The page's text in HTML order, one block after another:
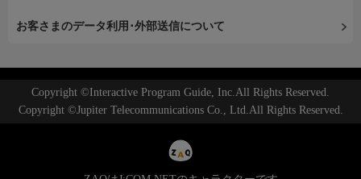
お客さまのデータ利用･外部送信について
Copyright ©Interactive Program Guide, Inc.All Rights Reserved.
Copyright ©Jupiter Telecommunications Co., Ltd.All Rights Reserved.